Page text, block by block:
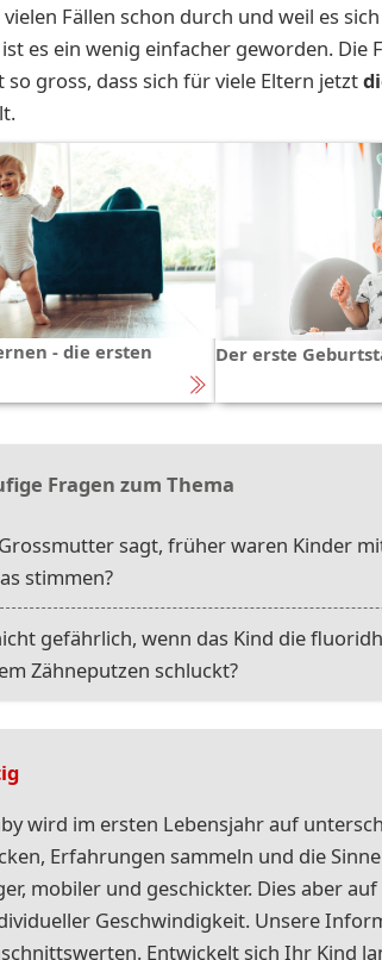
Fällen schon durch und weil es
es ein wenig einfacher geworden. Die
so gross, dass sich für viele Eltern jetzt
- die ersten
Der erste
Fragen zum Thema
sagt, früher waren Kinder
stimmen?
gefährlich, wenn das Kind die
Zähneputzen schluckt?
wird im ersten Lebensjahr auf
Erfahrungen sammeln und die
mobiler und geschickter. Dies aber
Geschwindigkeit. Unsere
Entwickelt sich Ihr Kind